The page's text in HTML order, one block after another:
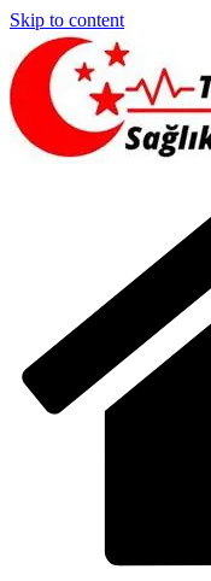
Skip to content